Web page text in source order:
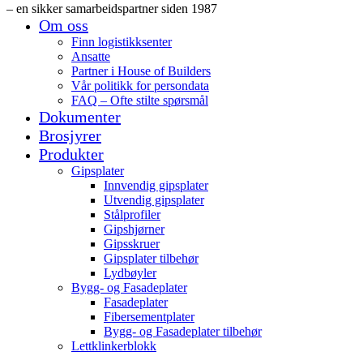
– en sikker samarbeidspartner siden 1987
Om oss
Finn logistikksenter
Ansatte
Partner i House of Builders
Vår politikk for persondata
FAQ – Ofte stilte spørsmål
Dokumenter
Brosjyrer
Produkter
Gipsplater
Innvendig gipsplater
Utvendig gipsplater
Stålprofiler
Gipshjørner
Gipsskruer
Gipsplater tilbehør
Lydbøyler
Bygg- og Fasadeplater
Fasadeplater
Fibersementplater
Bygg- og Fasadeplater tilbehør
Lettklinkerblokk